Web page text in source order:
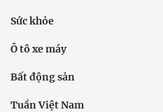
Sức khỏe
Ô tô xe máy
Bất động sản
Tuần Việt Nam